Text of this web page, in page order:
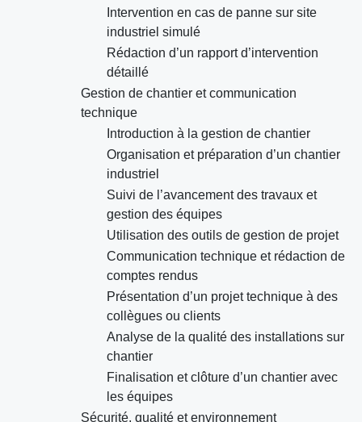
Intervention en cas de panne sur site
industriel simulé
Rédaction d’un rapport d’intervention
détaillé
Gestion de chantier et communication
technique
Introduction à la gestion de chantier
Organisation et préparation d’un chantier
industriel
Suivi de l’avancement des travaux et
gestion des équipes
Utilisation des outils de gestion de projet
Communication technique et rédaction de
comptes rendus
Présentation d’un projet technique à des
collègues ou clients
Analyse de la qualité des installations sur
chantier
Finalisation et clôture d’un chantier avec
les équipes
Sécurité, qualité et environnement